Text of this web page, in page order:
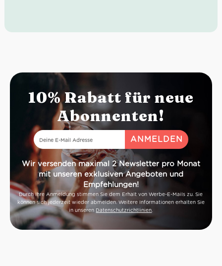
Geschmack: Frisch, fruchtig, trocken
10% Rabatt für neue
Abonnenten!
Wir versenden maximal 2 Newsletter pro Monat
mit unseren exklusiven Angeboten und
Empfehlungen!
Durch Ihre Anmeldung stimmen Sie dem Erhalt von Werbe-E-Mails zu. Sie
können sich jederzeit wieder abmelden. Weitere Informationen erhalten Sie
in unseren Datenschutzrichtlinien